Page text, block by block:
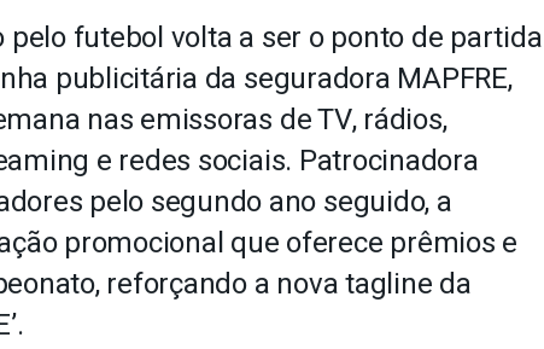
pelo futebol volta a ser o ponto de partida
publicitária da seguradora MAPFRE,
nas emissoras de TV, rádios,
e redes sociais. Patrocinadora
pelo segundo ano seguido, a
promocional que oferece prêmios e
reforçando a nova tagline da